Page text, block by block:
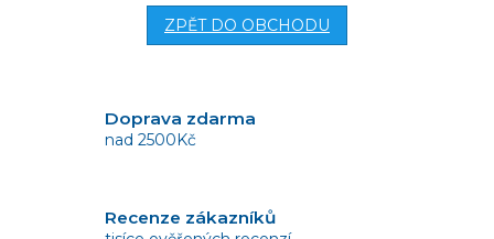
ZPĚT DO OBCHODU
Doprava zdarma
nad 2500Kč
Recenze zákazníků